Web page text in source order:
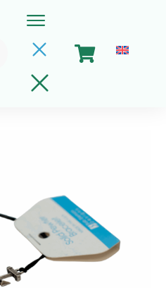
Home
Coșul meu